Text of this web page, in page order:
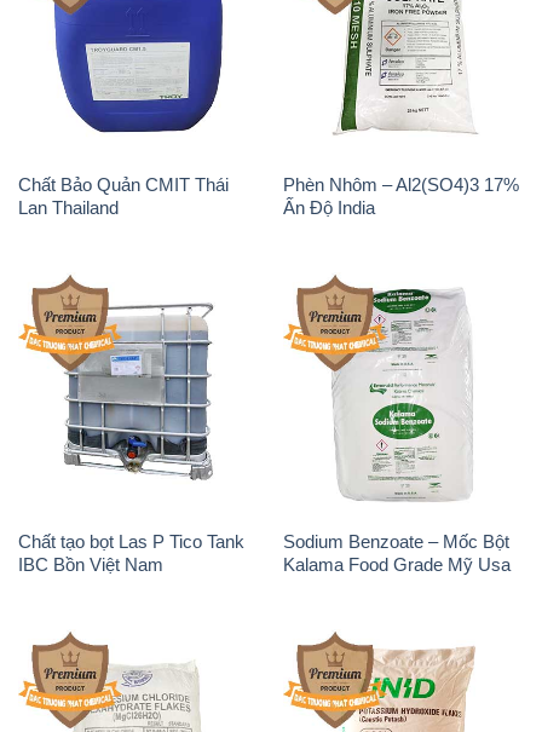
Chất Bảo Quản CMIT Thái
Lan Thailand
Phèn Nhôm – Al2(SO4)3 17%
Ấn Độ India
Chất tạo bọt Las P Tico Tank
IBC Bồn Việt Nam
Sodium Benzoate – Mốc Bột
Kalama Food Grade Mỹ Usa